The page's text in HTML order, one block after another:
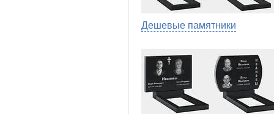
Дешевые памятники